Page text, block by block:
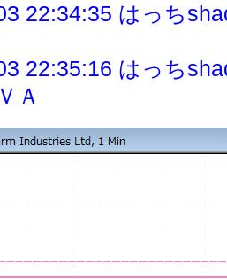
22:34:35 はっち
22:35:16 はっち
Ａ